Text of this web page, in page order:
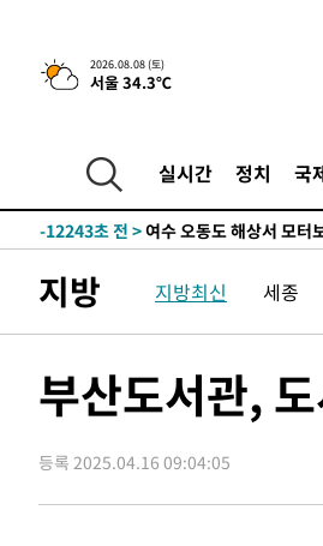
2026.08.08 (토)
서울 34.3℃
실시간 정치 국
-27571초 전 >온열질환 사망자 3명 늘
-21516초 전 >강릉에 시간당 81.4㎜ 물
-15333초 전 >
선재도서 해루질 나섰다
-12867초 전 >
-12243초 전 >여수 오동도 해상서 모
주 날씨]
-5488초 전 >
축구협회 "압수수색·성
-4005초 전 >[속보]'압수수색·성접대
3시간 전 > [속보]뉴욕증시 상승 마감
낮 최고 35도 '무더위'…
-28840초 전 >[속보]이강인 "감독님이
지방 지방최신 세종
부산도서관,
등록 2025.04.16 09:04:05